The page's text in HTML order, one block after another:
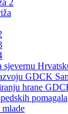
2
sjevernu
GDCK
hrane
pomagala
mlade